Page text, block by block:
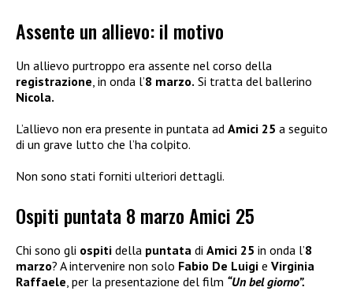
Assente un allievo: il motivo
Un allievo purtroppo era assente nel corso della
registrazione , in onda l’8 marzo. Si tratta del ballerino
Nicola.
L’allievo non era presente in puntata ad Amici 25 a seguito
di un grave lutto che l’ha colpito.
Non sono stati forniti ulteriori dettagli.
Ospiti puntata 8 marzo Amici 25
Chi sono gli ospiti della puntata di Amici 25 in onda l’8
marzo? A intervenire non solo Fabio De Luigi e Virginia
Raffaele, per la presentazione del film “Un bel giorno”.